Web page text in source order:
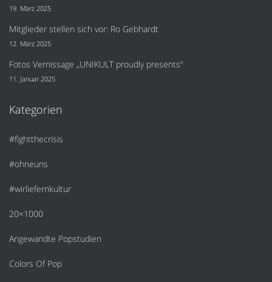
19. März 2025
Mitglieder stellen sich vor: Ro Gebhardt
12. März 2025
Fotos Vernissage „UNIKULT proudly presents“
11. Januar 2025
Kategorien
#fightthecrisis
#ohneuns
#wirliefernkultur
20×1000
Angewandte Popstudien
Colors Of Pop